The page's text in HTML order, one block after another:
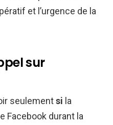
et l’urgence de la
sur
seulementsi la
Facebook durant la